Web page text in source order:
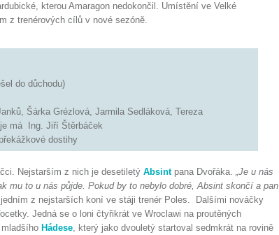
kterou Amaragon nedokončil. Umístění ve Velké
z trenérových cílů v nové sezóně.
do důchodu)
Šárka Grézlová, Jarmila Sedláková, Tereza
má Ing. Jiří Štěrbáček
dostihy
Nejstarším z nich je desetiletý Absintpana Dvořáka. „Je u nás
mu to u nás půjde. Pokud by to nebylo dobré, Absint skončí a pan
z nejstarších koní ve stáji trenér Poles. Dalšími nováčky
Jedná se o loni čtyřikrát ve Wroclawi na proutěných
Hádese, který jako dvouletý startoval sedmkrát na rovině